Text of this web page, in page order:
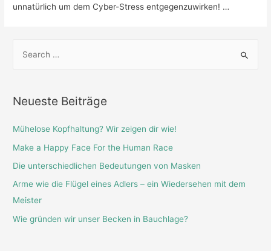
unnatürlich um dem Cyber-Stress entgegenzuwirken! …
r
h
f
o
Neueste Beiträge
Mühelose Kopfhaltung? Wir zeigen dir wie!
Make a Happy Face For the Human Race
Die unterschiedlichen Bedeutungen von Masken
Arme wie die Flügel eines Adlers – ein Wiedersehen mit dem
Meister
Wie gründen wir unser Becken in Bauchlage?